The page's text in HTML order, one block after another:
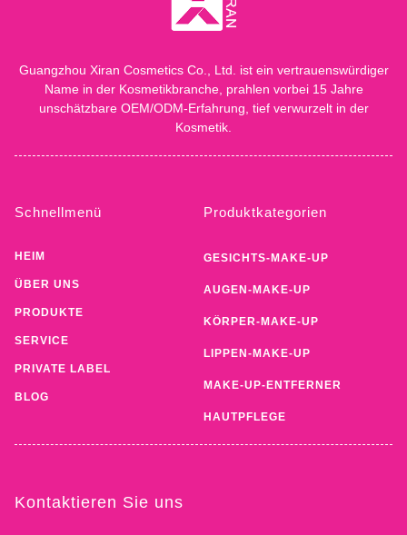
Guangzhou Xiran Cosmetics Co., Ltd. ist ein vertrauenswürdiger
Name in der Kosmetikbranche, prahlen vorbei 15 Jahre
unschätzbare OEM/ODM-Erfahrung, tief verwurzelt in der
Kosmetik.
Schnellmenü
HEIM
ÜBER UNS
PRODUKTE
SERVICE
PRIVATE LABEL
BLOG
Produktkategorien
GESICHTS-MAKE-UP
AUGEN-MAKE-UP
KÖRPER-MAKE-UP
LIPPEN-MAKE-UP
MAKE-UP-ENTFERNER
HAUTPFLEGE
Kontaktieren Sie uns